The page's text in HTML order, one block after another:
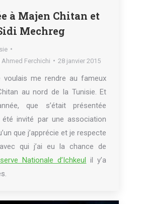
à Majen Chitan et
Mechreg
Ferchichi 28 janvier 2015
voulais me rendre au fameux
au nord de la Tunisie. Et
que s’était présentée
été invité par une association
que j’apprécie et je respecte
qui j’ai eu la chance de
Nationale d’Ichkeul il y’a